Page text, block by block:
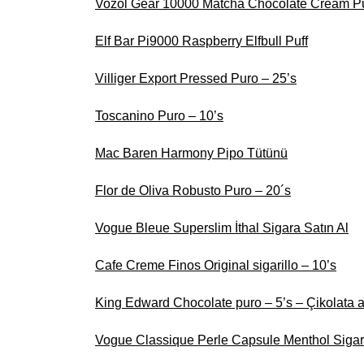
Vozol Gear 10000 Matcha Chocolate Cream
Elf Bar Pi9000 Raspberry Elfbull Puff
Villiger Export Pressed Puro – 25’s
Toscanino Puro – 10’s
Mac Baren Harmony Pipo Tütünü
Flor de Oliva Robusto Puro – 20´s
Vogue Bleue Superslim İthal Sigara Satın Al
Cafe Creme Finos Original sigarillo – 10’s
King Edward Chocolate puro – 5’s – Çikolata
Vogue Classique Perle Capsule Menthol